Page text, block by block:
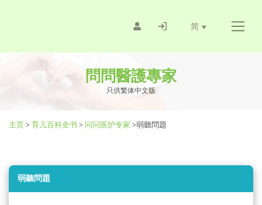
简
問問醫護專家
只供繁体中文版
主页> 育儿百科全书 > 问问医护专家 >弱聽問題
弱聽問題